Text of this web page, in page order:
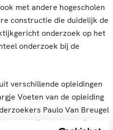
met andere hogescholen
constructie die duidelijk de
onderzoek op het
onderzoek bij de
verschillende opleidingen
Voeten van de opleiding
Paulo Van Breugel
en Paul van der Donk